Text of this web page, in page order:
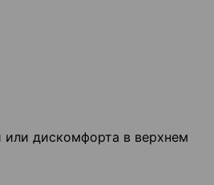
дискомфорта в верхнем